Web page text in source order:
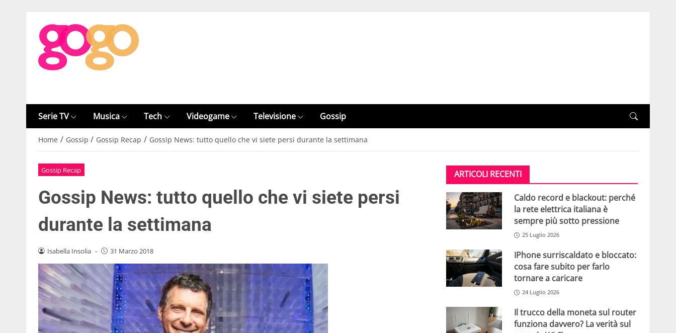
Serie TV Musica Tech Videogame Televisione Gossip
Home / Gossip / Gossip Recap / Gossip News: tutto quello che vi siete persi durante la settimana
Gossip Recap
Gossip News: tutto quello che vi siete persi
durante la settimana
Isabella Insolia - 31 Marzo 2018
ARTICOLI RECENTI
Caldo record e blackout: perché
la rete elettrica italiana è
sempre più sotto pressione
25 Luglio 2026
IPhone surriscaldato e bloccato:
cosa fare subito per farlo
tornare a caricare
24 Luglio 2026
Il trucco della moneta sul router
funziona davvero? La verità sul